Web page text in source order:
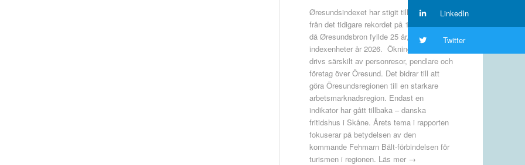
Øresundsindexet har stigit till en ny nivå
från det tidigare rekordet på 112 förra året,
då Øresundsbron fyllde 25 år, till 115
indexenheter år 2026. Ökningen i indexet
drivs särskilt av personresor, pendlare och
företag över Öresund. Det bidrar till att
göra Öresundsregionen till en starkare
arbetsmarknadsregion. Endast en
indikator har gått tillbaka – danska
fritidshus i Skåne. Årets tema i rapporten
fokuserar på betydelsen av den
kommande Fehmarn Bält-förbindelsen för
turismen i regionen. Läs mer →
LinkedIn
Twitter